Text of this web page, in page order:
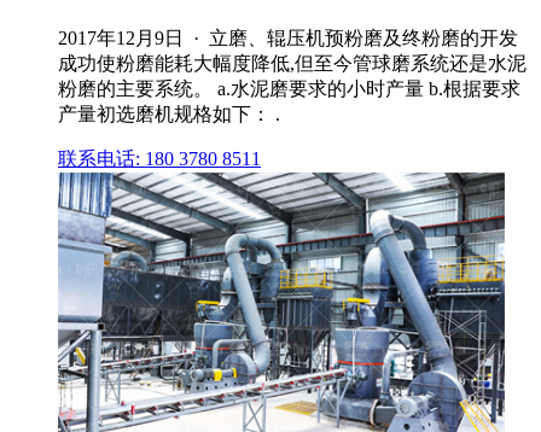
2017年12月9日 · 立磨、辊压机预粉磨及终粉磨的开发
成功使粉磨能耗大幅度降低,但至今管球磨系统还是水泥
粉磨的主要系统。 a.水泥磨要求的小时产量 b.根据要求
产量初选磨机规格如下： .
联系电话: 180 3780 8511